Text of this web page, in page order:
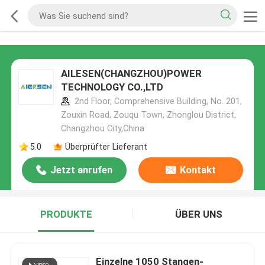
AILESEN(CHANGZHOU)POWER
TECHNOLOGY CO.,LTD
2nd Floor, Comprehensive Building, No. 201,
Zouxin Road, Zouqu Town, Zhonglou District,
Changzhou City,China
5.0
Überprüfter Lieferant
Jetzt anrufen Kontakt
PRODUKTE ÜBER UNS
Einzelne 1050 Stangen-